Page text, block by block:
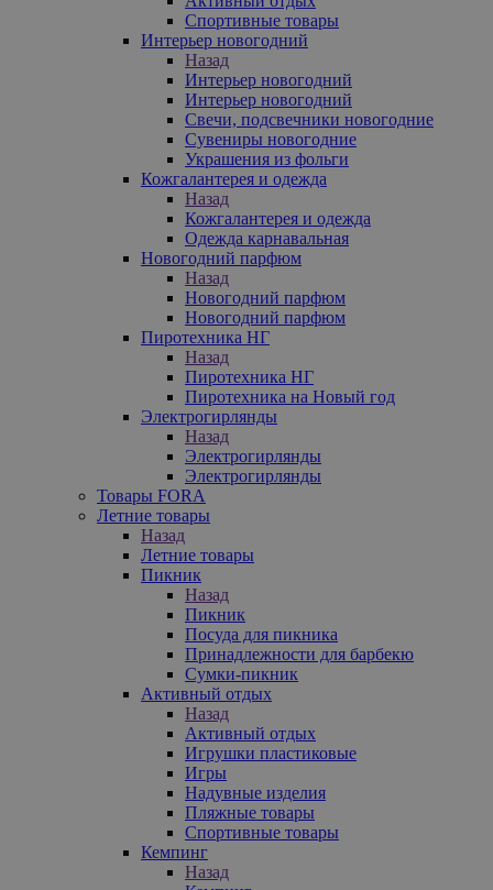
Спортивные товары
Интерьер новогодний
Назад
Интерьер новогодний
Интерьер новогодний
Свечи, подсвечники новогодние
Сувениры новогодние
Украшения из фольги
Кожгалантерея и одежда
Назад
Кожгалантерея и одежда
Одежда карнавальная
Новогодний парфюм
Назад
Новогодний парфюм
Новогодний парфюм
Пиротехника НГ
Назад
Пиротехника НГ
Пиротехника на Новый год
Электрогирлянды
Назад
Электрогирлянды
Электрогирлянды
Товары FORA
Летние товары
Назад
Летние товары
Пикник
Назад
Пикник
Посуда для пикника
Принадлежности для барбекю
Сумки-пикник
Активный отдых
Назад
Активный отдых
Игрушки пластиковые
Игры
Надувные изделия
Пляжные товары
Спортивные товары
Кемпинг
Назад